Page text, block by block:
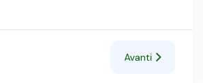
Crioscopia - Standard, consumabili
Articolo
Avanti